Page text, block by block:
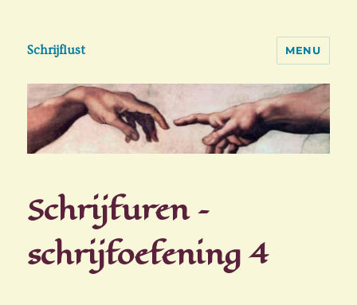
Schrijflust MENU
Schrijfuren –
schrijfoefening 4